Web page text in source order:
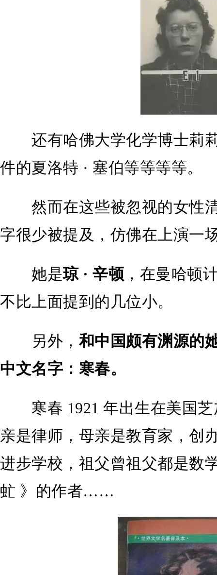
还有哈佛大学化学博士莉莉
件的夏洛特 · 塞伯等等等等。
然而在这些被忽视的女性
字很少被提及，仿佛在上演一
她是琼 · 辛顿 ，在曼哈顿
不比上面提到的几位小。
另外， 和中国颇有渊源的
中文名字：寒春。
寒春 1921 年出生在美国芝
亲是律师，母亲是教育家，创
进步学校，祖父曾祖父都是数
虻 》的作者……